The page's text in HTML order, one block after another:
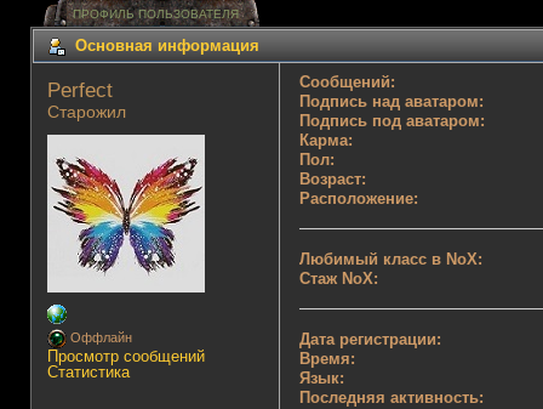
ПРОФИЛЬ ПОЛЬЗОВАТЕЛЯ
Основная информация
Perfect
Старожил
Оффлайн
Просмотр сообщений
Статистика
Сообщений:
Подпись над аватаром:
Подпись под аватаром:
Карма:
Пол:
Возраст:
Расположение:
Любимый класс в NoX:
Стаж NoX:
Дата регистрации:
Время:
Язык:
Последняя активность: